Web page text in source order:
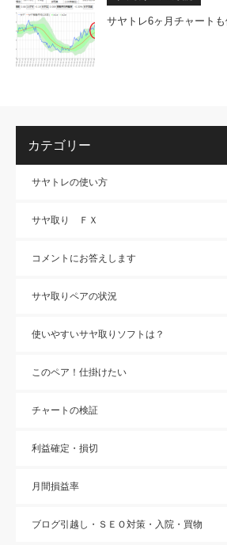
サヤトレ6ヶ月チャートも
カテゴリー
サヤトレの使い方
サヤ取り ＦＸ
コメントにお答えします
サヤ取りペアの状況
使いやすいサヤ取りソフトは？
このペア！仕掛けたい
チャートの検証
利益確定・損切
月間損益率
ブログ引越し・ＳＥＯ対策・入院・買物